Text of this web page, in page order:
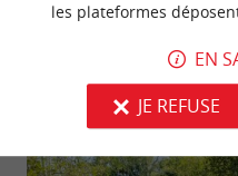
NOUS AVONS
les plateformes
EN
JE REFUSE